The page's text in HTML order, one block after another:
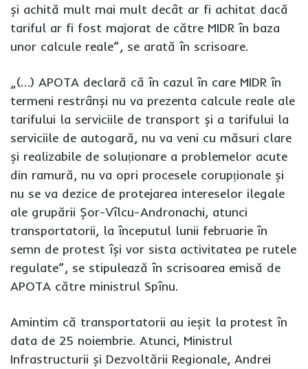
și achită mult mai mult decât ar fi achitat dacă
tariful ar fi fost majorat de către MIDR în baza
unor calcule reale”, se arată în scrisoare.
„(…) APOTA declară că în cazul în care MIDR în
termeni restrânși nu va prezenta calcule reale ale
tarifului la serviciile de transport și a tarifului la
serviciile de autogară, nu va veni cu măsuri clare
și realizabile de soluționare a problemelor acute
din ramură, nu va opri procesele corupționale și
nu se va dezice de protejarea intereselor ilegale
ale grupării Șor-Vîlcu-Andronachi, atunci
transportatorii, la începutul lunii februarie în
semn de protest își vor sista activitatea pe rutele
regulate”, se stipulează în scrisoarea emisă de
APOTA către ministrul Spînu.
Amintim că transportatorii au ieșit la protest în
data de 25 noiembrie. Atunci, Ministrul
Infrastructurii și Dezvoltării Regionale, Andrei